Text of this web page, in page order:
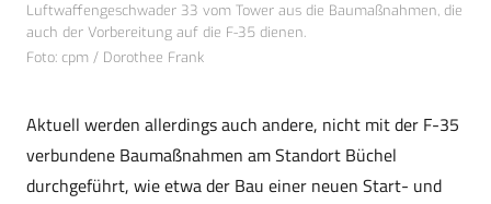
Luftwaffengeschwader 33 vom Tower aus die Baumaßnahmen, die
auch der Vorbereitung auf die F-35 dienen.
Foto: cpm / Dorothee Frank
Aktuell werden allerdings auch andere, nicht mit der F-35
verbundene Baumaßnahmen am Standort Büchel
durchgeführt, wie etwa der Bau einer neuen Start- und